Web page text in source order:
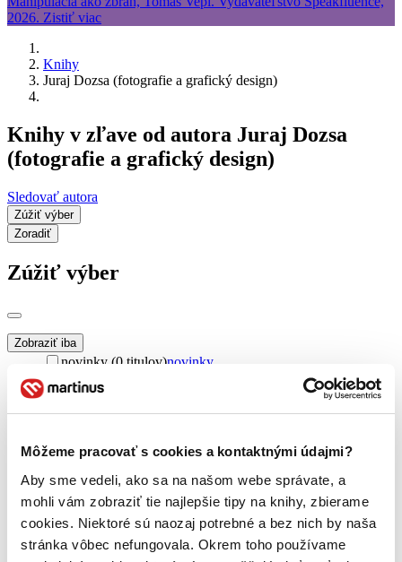
Môžeme pracovať s cookies a kontaktnými údajmi?
Aby sme vedeli, ako sa na našom webe správate, a
mohli vám zobraziť tie najlepšie tipy na knihy, zbierame
cookies. Niektoré sú naozaj potrebné a bez nich by naša
stránka vôbec nefungovala. Okrem toho používame
Knihy
Juraj Dozsa (fotografie a grafický design)
Knihy v zľave od autora Juraj Dozsa
(fotografie a grafický design)
Sledovať autora
Zúžiť výber
Zoradiť
Zúžiť výber
Zobraziť iba
novinky (0 titulov)novinky
zľavnené tituly (0 titulov)
Dostupnosť
predpredaj (0 titulov)predpredaj
dostupná (bez vypredaných) (0 titulov)dostupná (bez
vypredaných)
Nové / čítané
nová (0 titulov)nová